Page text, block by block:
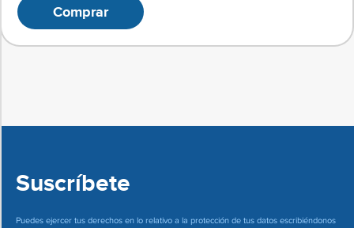
Comprar
Suscríbete
Puedes ejercer tus derechos en lo relativo a la protección de tus datos escribiéndonos